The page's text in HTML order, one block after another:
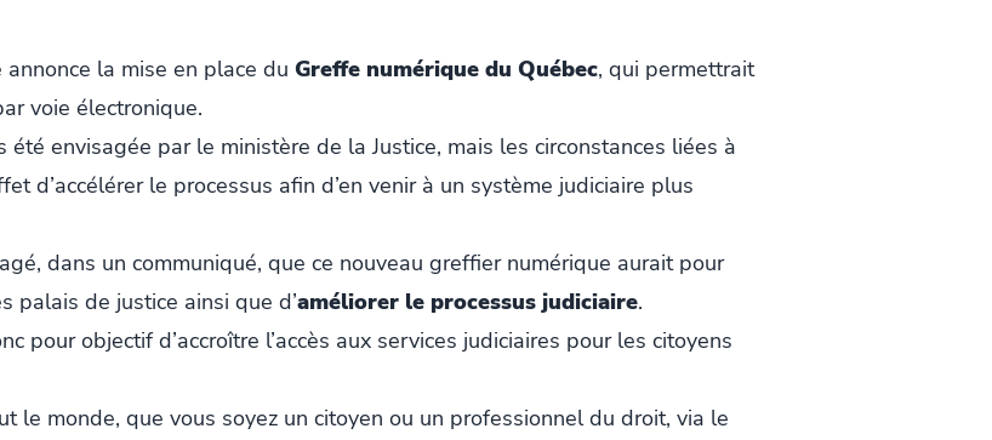
la mise en place du Greffe numérique du Québec, qui permettrait
voie électronique.
envisagée par le ministère de la Justice, mais les circonstances liées à
d’accélérer le processus afin d’en venir à un système judiciaire plus
dans un communiqué, que ce nouveau greffier numérique aurait pour
palais de justice ainsi que d’améliorer le processus judiciaire.
pour objectif d’accroître l’accès aux services judiciaires pour les citoyens
le monde, que vous soyez un citoyen ou un professionnel du droit, via le